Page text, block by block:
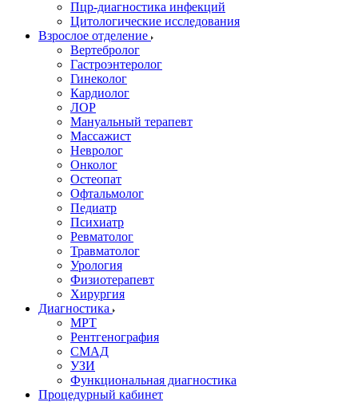
Пцр-диагностика инфекций
Цитологические исследования
Взрослое отделение
Вертебролог
Гастроэнтеролог
Гинеколог
Кардиолог
ЛОР
Мануальный терапевт
Массажист
Невролог
Онколог
Остеопат
Офтальмолог
Педиатр
Психиатр
Ревматолог
Травматолог
Урология
Физиотерапевт
Хирургия
Диагностика
МРТ
Рентгенография
СМАД
УЗИ
Функциональная диагностика
Процедурный кабинет